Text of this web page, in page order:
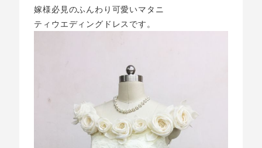
嫁様必見のふんわり可愛いマタニ
ティウエディングドレスです。